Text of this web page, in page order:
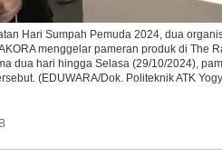
Hari Sumpah Pemuda 2024, dua
menggelar pameran produk di The
dua hari hingga Selasa (29/10/2024),
(EDUWARA/Dok. Politeknik ATK